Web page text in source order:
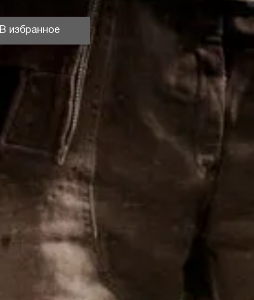
В избранное